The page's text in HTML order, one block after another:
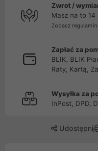
Zwrot /
Masz na to 14
Zobacz regulamin
Zapłać za
BLIK, BLIK
Raty, Kartą,
Wysyłka za
InPost, DPD,
Udostępnij